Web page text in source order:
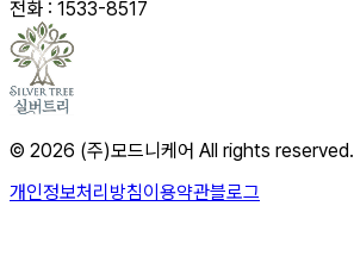
전화 : 1533-8517
© 2026 (주)모드니케어 All rights reserved.
개인정보처리방침이용약관블로그